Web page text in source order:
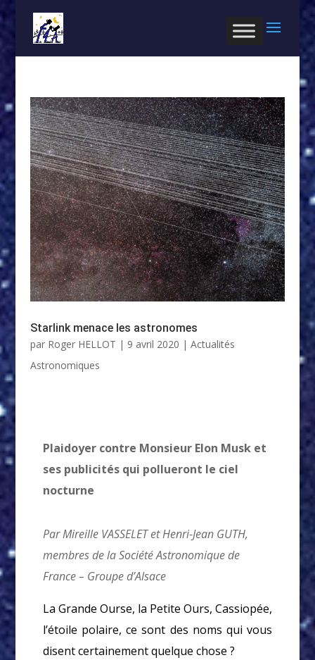
Starlink menace les astronomes
par Roger HELLOT | 9 avril 2020 | Actualités
Astronomiques
Plaidoyer contre Monsieur Elon Musk et
ses publicités qui pollueront le ciel
nocturne
Par Mireille VASSELET et Henri-Jean GUTH,
membres de la Société Astronomique de
France – Groupe d’Alsace
La Grande Ourse, la Petite Ours, Cassiopée,
l’étoile polaire, ce sont des noms qui vous
disent certainement quelque chose ?